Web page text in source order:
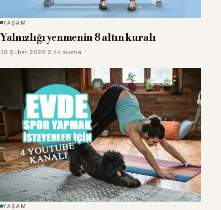
YAŞAM
Yalnızlığı yenmenin 8 altın kuralı
18 Şubat 2026·2 dk okuma
YAŞAM